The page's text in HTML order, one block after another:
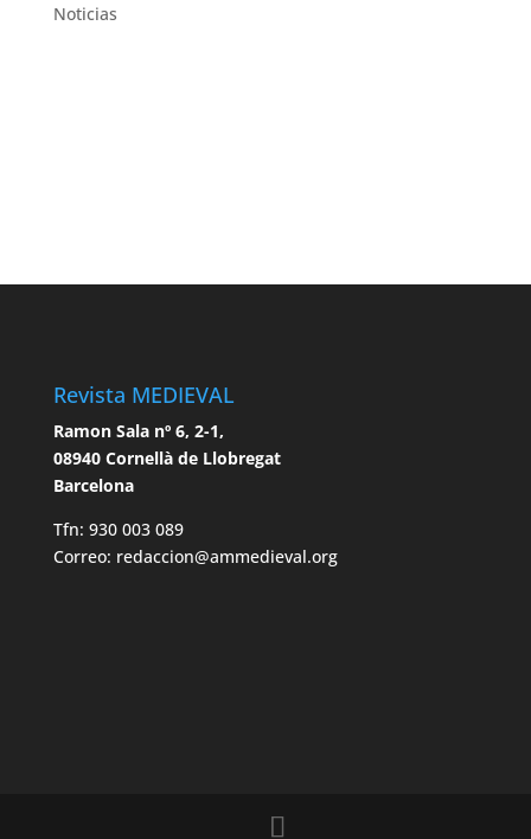
Noticias
Revista MEDIEVAL
Ramon Sala nº 6, 2-1,
08940 Cornellà de Llobregat
Barcelona
Tfn: 930 003 089
Correo: redaccion@ammedieval.org